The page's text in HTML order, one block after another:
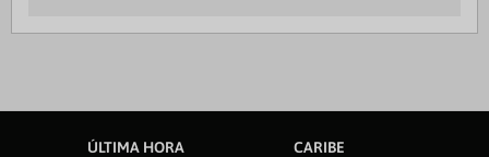
ÚLTIMA HORA
CARIBE